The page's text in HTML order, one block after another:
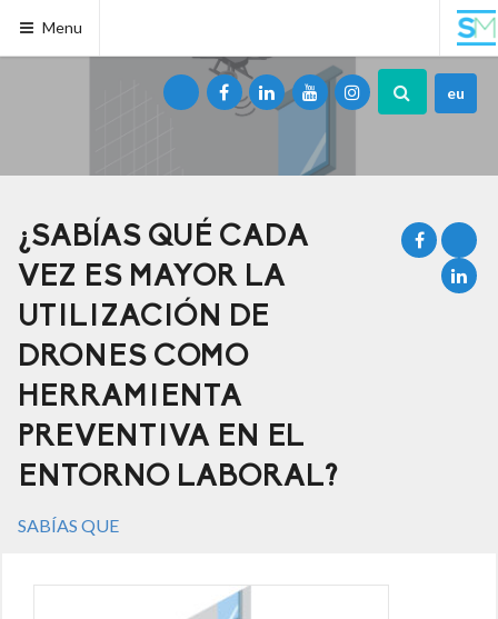
Menu
eu
¿SABÍAS QUÉ CADA
VEZ ES MAYOR LA
UTILIZACIÓN DE
DRONES COMO
HERRAMIENTA
PREVENTIVA EN EL
ENTORNO LABORAL?
SABÍAS QUE